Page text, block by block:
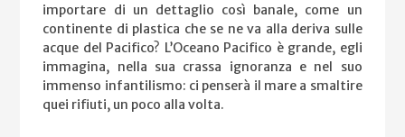
importare di un dettaglio così banale, come un
continente di plastica che se ne va alla deriva sulle
acque del Pacifico? L’Oceano Pacifico è grande, egli
immagina, nella sua crassa ignoranza e nel suo
immenso infantilismo: ci penserà il mare a smaltire
quei rifiuti, un poco alla volta.